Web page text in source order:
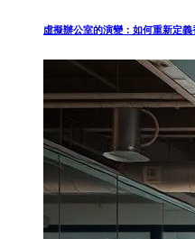
虛擬辦公室的演變：如何重新定